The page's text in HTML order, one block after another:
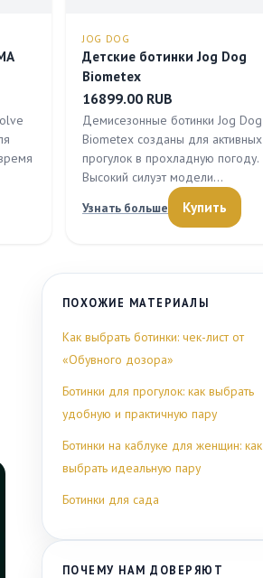
JOG DOG
Детские ботинки Jog Dog
Biometex
16899.00 RUB
Демисезонные ботинки Jog Dog
Biometex созданы для активных
прогулок в прохладную погоду.
Высокий силуэт модели…
Узнать больше
Купить
ПОХОЖИЕ МАТЕРИАЛЫ
Как выбрать ботинки: чек-лист от
«Обувного дозора»
Ботинки для прогулок: как выбрать
удобную и практичную пару
Ботинки на каблуке для женщин: как
выбрать идеальную пару
Ботинки для сада
ПОЧЕМУ НАМ ДОВЕРЯЮТ